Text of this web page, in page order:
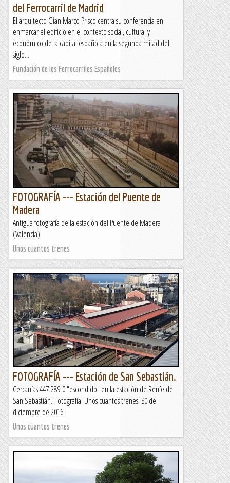
del Ferrocarril de Madrid
El arquitecto Gian Marco Prisco centra su conferencia en
enmarcar el edificio en el contexto social, cultural y
económico de la capital española en la segunda mitad del
siglo...
Fundación de los Ferrocarriles Españoles
FOTOGRAFÍA --- Estación del Puente de
Madera
Antigua fotografía de la estación del Puente de Madera
(Valencia).
Unos cuantos trenes
FOTOGRAFÍA --- Estación de San Sebastián.
Cercanías 447-289-0 "escondido" en la estación de Renfe de
San Sebastián. Fotografía: Unos cuantos trenes. 30 de
diciembre de 2016
Unos cuantos trenes